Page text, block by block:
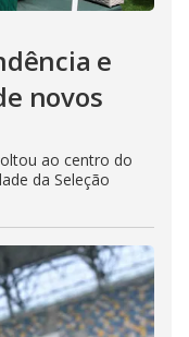
e
novos
ao centro do
da Seleção